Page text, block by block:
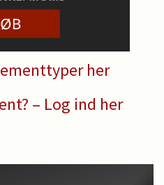
her
– Log ind her